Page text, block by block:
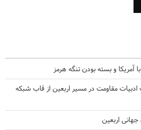
آمریکا و بسته بودن تنگه هرمز
ادبیات مقاومت در مسیر اربعین از قاب شبکه
اربعین